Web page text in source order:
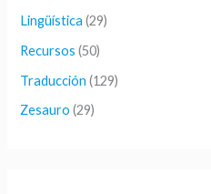
Lingüística (29)
Recursos (50)
Traducción (129)
Zesauro (29)